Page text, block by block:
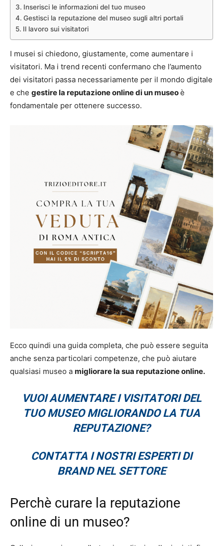
Inserisci le informazioni del tuo museo
Gestisci la reputazione del museo sugli altri portali
Il lavoro sui visitatori
I musei si chiedono, giustamente, come aumentare i
visitatori. Ma i trend recenti confermano che l’aumento
dei visitatori passa necessariamente per il mondo digitale
e che gestire la reputazione online di un museoè
fondamentale per ottenere successo.
Ecco quindi una guida completa, che può essere seguita
anche senza particolari competenze, che può aiutare
qualsiasi museo a migliorare la sua reputazione online.
VUOI AUMENTARE I VISITATORI DEL
TUO MUSEO MIGLIORANDO LA TUA
REPUTAZIONE?
CONTATTA I NOSTRI ESPERTI DI
BRAND NEL SETTORE
Perchè curare la reputazione
online di un museo?